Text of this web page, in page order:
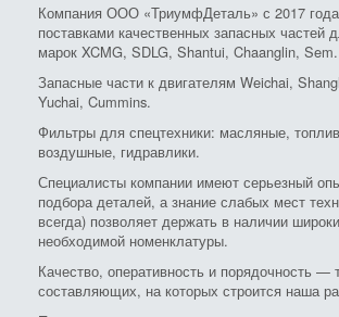
Компания ООО «ТриумфДеталь» с 2017 года
поставками качественных запасных частей
марок XCMG, SDLG, Shantui, Chaanglin, Sem.
Запасные части к двигателям Weichai,
Yuchai, Cummins.
Фильтры для спецтехники: масляные,
воздушные, гидравлики.
Специалисты компании имеют серьезный
подбора деталей, а знание слабых мест
всегда) позволяет держать в наличии
необходимой номенклатуры.
Качество, оперативность и порядочность —
составляющих, на которых строится наша